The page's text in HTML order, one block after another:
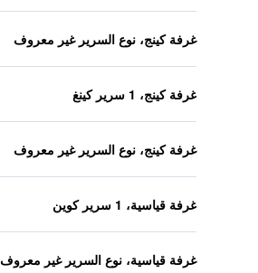
غرفة كينج، نوع السرير غير معروف
غرفة كينج، 1 سرير كينغ
غرفة كينج، نوع السرير غير معروف
غرفة قياسية، 1 سرير كوين
غرفة قياسية، نوع السرير غير معروف